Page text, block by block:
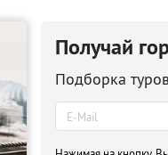
Получай
Подборка